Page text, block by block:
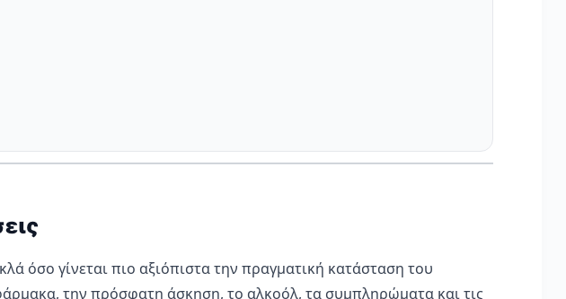
όσο γίνεται πιο αξιόπιστα την πραγματική κατάσταση του
την πρόσφατη άσκηση, το αλκοόλ, τα συμπληρώματα και τις